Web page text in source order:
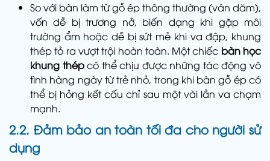
So với bàn làm từ gỗ ép thông thường (ván dăm),
vốn dễ bị trương nở, biến dạng khi gặp môi
trường ẩm hoặc dễ bị sứt mẻ khi va đập, khung
thép tỏ ra vượt trội hoàn toàn. Một chiếc bàn học
khung thépcó thể chịu được những tác động vô
tình hàng ngày từ trẻ nhỏ, trong khi bàn gỗ ép có
thể bị hỏng kết cấu chỉ sau một vài lần va chạm
mạnh.
2.2. Đảm bảo an toàn tối đa cho người sử
dụng